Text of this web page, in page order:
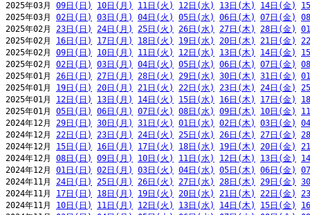
2025年03月 09日(日) 10日(月) 11日(火) 12日(水) 13日(木) 14日(金)
2025年03月 02日(日) 03日(月) 04日(火) 05日(水) 06日(木) 07日(金)
2025年02月 23日(日) 24日(月) 25日(火) 26日(水) 27日(木) 28日(金)
2025年02月 16日(日) 17日(月) 18日(火) 19日(水) 20日(木) 21日(金)
2025年02月 09日(日) 10日(月) 11日(火) 12日(水) 13日(木) 14日(金)
2025年02月 02日(日) 03日(月) 04日(火) 05日(水) 06日(木) 07日(金)
2025年01月 26日(日) 27日(月) 28日(火) 29日(水) 30日(木) 31日(金)
2025年01月 19日(日) 20日(月) 21日(火) 22日(水) 23日(木) 24日(金)
2025年01月 12日(日) 13日(月) 14日(火) 15日(水) 16日(木) 17日(金)
2025年01月 05日(日) 06日(月) 07日(火) 08日(水) 09日(木) 10日(金)
2024年12月 29日(日) 30日(月) 31日(火) 01日(水) 02日(木) 03日(金)
2024年12月 22日(日) 23日(月) 24日(火) 25日(水) 26日(木) 27日(金)
2024年12月 15日(日) 16日(月) 17日(火) 18日(水) 19日(木) 20日(金)
2024年12月 08日(日) 09日(月) 10日(火) 11日(水) 12日(木) 13日(金)
2024年12月 01日(日) 02日(月) 03日(火) 04日(水) 05日(木) 06日(金)
2024年11月 24日(日) 25日(月) 26日(火) 27日(水) 28日(木) 29日(金)
2024年11月 17日(日) 18日(月) 19日(火) 20日(水) 21日(木) 22日(金)
2024年11月 10日(日) 11日(月) 12日(火) 13日(水) 14日(木) 15日(金)